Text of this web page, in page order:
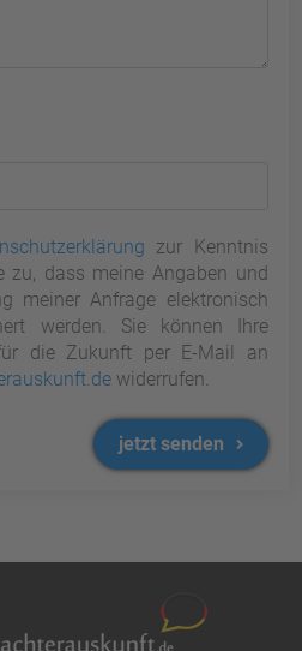
zur Kenntnis
zu, dass meine Angaben und
meiner Anfrage elektronisch
werden. Sie können Ihre
die Zukunft per E-Mail an
widerrufen.
jetzt senden